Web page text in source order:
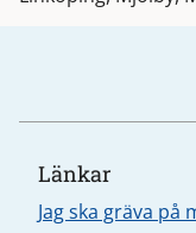
Länkar
Jag ska gräva på